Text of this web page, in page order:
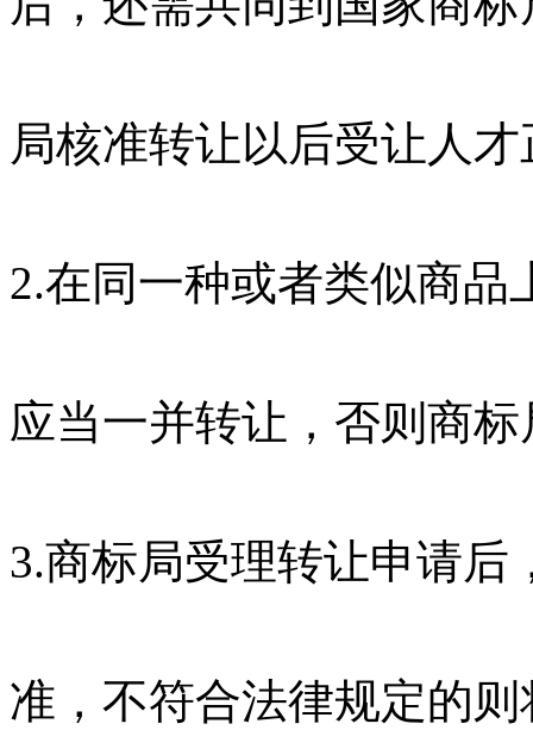
局核准转让以后受让人
2.在同一种或者类似商
应当一并转让，否则商
3.商标局受理转让申请
准，不符合法律规定的